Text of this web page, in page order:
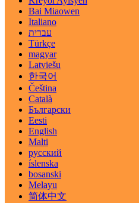
Bai Miaowen
Italiano
עברית
Türkçe
magyar
Latviešu
한국어
Čeština
Català
Български
Eesti
English
Malti
русский
íslenska
bosanski
Melayu
简体中文